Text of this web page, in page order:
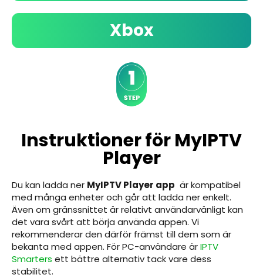
Xbox
Instruktioner för MyIPTV
Player
Du kan ladda ner MyIPTV Player app är kompatibel
med många enheter och går att ladda ner enkelt.
Även om gränssnittet är relativt användarvänligt kan
det vara svårt att börja använda appen. Vi
rekommenderar den därför främst till dem som är
bekanta med appen. För PC-användare ärIPTV
Smarters ett bättre alternativ tack vare dess
stabilitet.